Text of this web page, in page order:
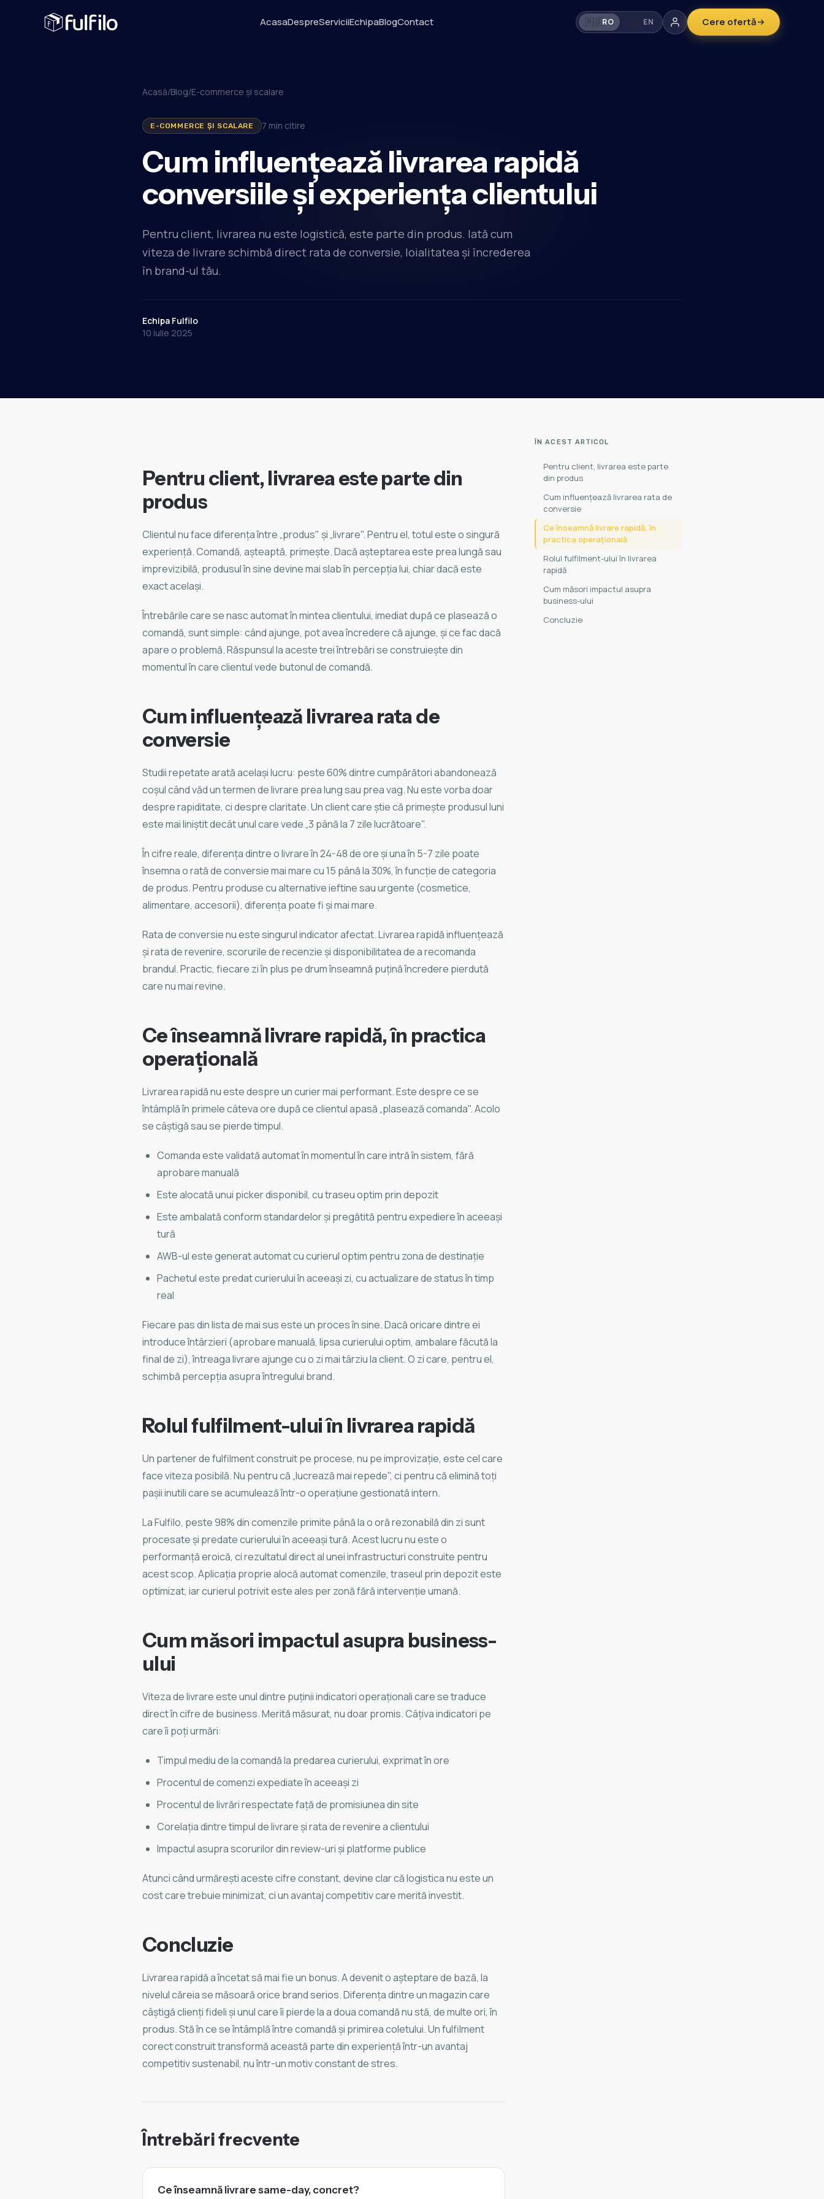
AcasaDespreServiciiEchipaBlogContact 🇷🇴RO EN Cere ofertă
Acasă/Blog/E-commerce și scalare
E-COMMERCE ȘI SCALARE 7 min citire
Cum influențează livrarea rapidă
conversiile și experiența clientului
Pentru client, livrarea nu este logistică, este parte din produs. Iată cum
viteza de livrare schimbă direct rata de conversie, loialitatea și încrederea
în brand-ul tău.
Echipa Fulfilo
10 iulie 2025
Pentru client, livrarea este parte din
produs
Clientul nu face diferența între „produs" și „livrare". Pentru el, totul este o singură
experiență. Comandă, așteaptă, primește. Dacă așteptarea este prea lungă sau
imprevizibilă, produsul în sine devine mai slab în percepția lui, chiar dacă este
exact același.
Întrebările care se nasc automat în mintea clientului, imediat după ce plasează o
comandă, sunt simple: când ajunge, pot avea încredere că ajunge, și ce fac dacă
apare o problemă. Răspunsul la aceste trei întrebări se construiește din
momentul în care clientul vede butonul de comandă.
Cum influențează livrarea rata de
conversie
Studii repetate arată același lucru: peste 60% dintre cumpărători abandonează
coșul când văd un termen de livrare prea lung sau prea vag. Nu este vorba doar
despre rapiditate, ci despre claritate. Un client care știe că primește produsul luni
este mai liniștit decât unul care vede „3 până la 7 zile lucrătoare".
În cifre reale, diferența dintre o livrare în 24-48 de ore și una în 5-7 zile poate
însemna o rată de conversie mai mare cu 15 până la 30%, în funcție de categoria
de produs. Pentru produse cu alternative ieftine sau urgente (cosmetice,
alimentare, accesorii), diferența poate fi și mai mare.
Rata de conversie nu este singurul indicator afectat. Livrarea rapidă influențează
și rata de revenire, scorurile de recenzie și disponibilitatea de a recomanda
brandul. Practic, fiecare zi în plus pe drum înseamnă puțină încredere pierdută
care nu mai revine.
Ce înseamnă livrare rapidă, în practica
operațională
Livrarea rapidă nu este despre un curier mai performant. Este despre ce se
întâmplă în primele câteva ore după ce clientul apasă „plasează comanda". Acolo
se câștigă sau se pierde timpul.
Comanda este validată automat în momentul în care intră în sistem, fără
aprobare manuală
Este alocată unui picker disponibil, cu traseu optim prin depozit
Este ambalată conform standardelor și pregătită pentru expediere în aceeași
tură
AWB-ul este generat automat cu curierul optim pentru zona de destinație
Pachetul este predat curierului în aceeași zi, cu actualizare de status în timp
real
Fiecare pas din lista de mai sus este un proces în sine. Dacă oricare dintre ei
introduce întârzieri (aprobare manuală, lipsa curierului optim, ambalare făcută la
final de zi), întreaga livrare ajunge cu o zi mai târziu la client. O zi care, pentru el,
schimbă percepția asupra întregului brand.
Rolul fulfilment-ului în livrarea rapidă
Un partener de fulfilment construit pe procese, nu pe improvizație, este cel care
face viteza posibilă. Nu pentru că „lucrează mai repede", ci pentru că elimină toți
pașii inutili care se acumulează într-o operațiune gestionată intern.
La Fulfilo, peste 98% din comenzile primite până la o oră rezonabilă din zi sunt
procesate și predate curierului în aceeași tură. Acest lucru nu este o
performanță eroică, ci rezultatul direct al unei infrastructuri construite pentru
acest scop. Aplicația proprie alocă automat comenzile, traseul prin depozit este
optimizat, iar curierul potrivit este ales per zonă fără intervenție umană.
Cum măsori impactul asupra business-
ului
Viteza de livrare este unul dintre puținii indicatori operaționali care se traduce
direct în cifre de business. Merită măsurat, nu doar promis. Câțiva indicatori pe
care îi poți urmări:
Timpul mediu de la comandă la predarea curierului, exprimat în ore
Procentul de comenzi expediate în aceeași zi
Procentul de livrări respectate față de promisiunea din site
Corelația dintre timpul de livrare și rata de revenire a clientului
Impactul asupra scorurilor din review-uri și platforme publice
Atunci când urmărești aceste cifre constant, devine clar că logistica nu este un
cost care trebuie minimizat, ci un avantaj competitiv care merită investit.
Concluzie
Livrarea rapidă a încetat să mai fie un bonus. A devenit o așteptare de bază, la
nivelul căreia se măsoară orice brand serios. Diferența dintre un magazin care
câștigă clienți fideli și unul care îi pierde la a doua comandă nu stă, de multe ori, în
produs. Stă în ce se întâmplă între comandă și primirea coletului. Un fulfilment
corect construit transformă această parte din experiență într-un avantaj
competitiv sustenabil, nu într-un motiv constant de stres.
Întrebări frecvente
Ce înseamnă livrare same-day, concret?
ÎN ACEST ARTICOL
Pentru client, livrarea este parte
din produs
Cum influențează livrarea rata de
conversie
Ce înseamnă livrare rapidă, în
practica operațională
Rolul fulfilment-ului în livrarea
rapidă
Cum măsori impactul asupra
business-ului
Concluzie